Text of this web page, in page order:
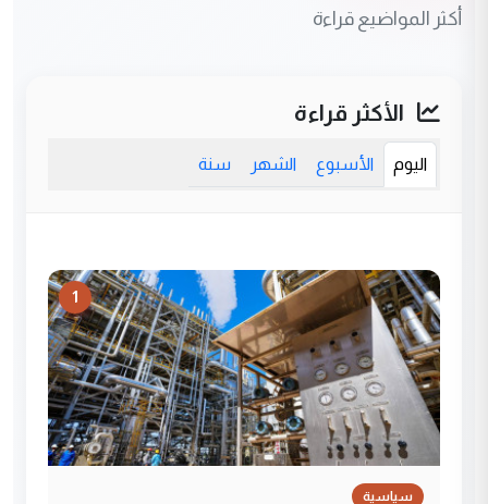
أكثر المواضيع قراءة
الأكثر قراءة
اليوم الأسبوع الشهر سنة
1
سياسية